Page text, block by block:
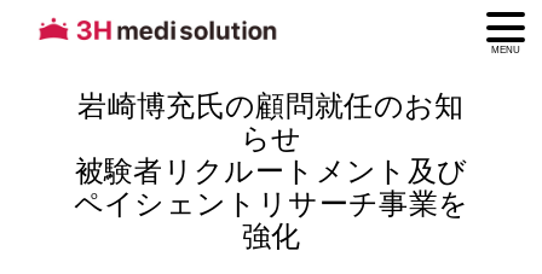
MENU
岩崎博充氏の顧問就任のお知
らせ
被験者リクルートメント及び
ペイシェントリサーチ事業を
強化